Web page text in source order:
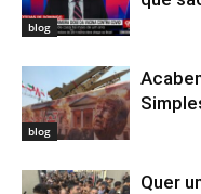
blog
blog
Quer